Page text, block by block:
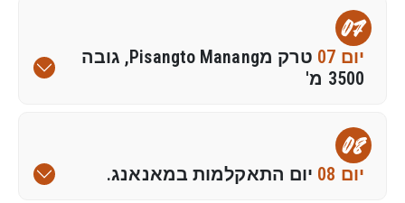
07
יום 07
טרק מPisangto Manang, גובה
3500 מ'
08
יום 08 יום התאקלמות במאנאנג.